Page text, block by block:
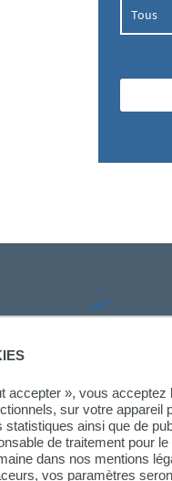
accepter », vous
sur votre appareil
statistiques ainsi que de
de traitement pour
dans nos mentions
vos paramètres